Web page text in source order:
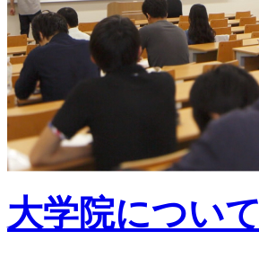
大学院について